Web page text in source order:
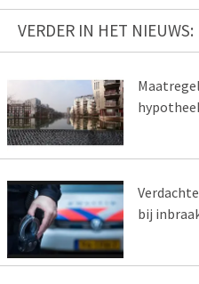
VERDER IN HET NIEUWS:
bij